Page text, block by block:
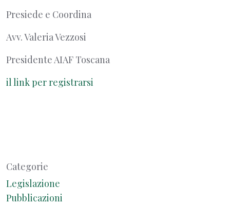
Presiede e Coordina
Avv. Valeria Vezzosi
Presidente AIAF Toscana
il link per registrarsi
Categorie
Legislazione
Pubblicazioni